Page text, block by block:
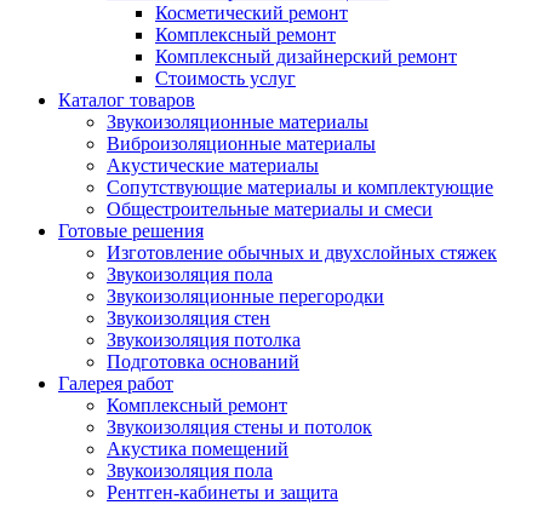
Косметический ремонт
Комплексный ремонт
Комплексный дизайнерский ремонт
Стоимость услуг
Каталог товаров
Звукоизоляционные материалы
Виброизоляционные материалы
Акустические материалы
Сопутствующие материалы и комплектующие
Общестроительные материалы и смеси
Готовые решения
Изготовление обычных и двухслойных стяжек
Звукоизоляция пола
Звукоизоляционные перегородки
Звукоизоляция стен
Звукоизоляция потолка
Подготовка оснований
Галерея работ
Комплексный ремонт
Звукоизоляция стены и потолок
Акустика помещений
Звукоизоляция пола
Рентген-кабинеты и защита